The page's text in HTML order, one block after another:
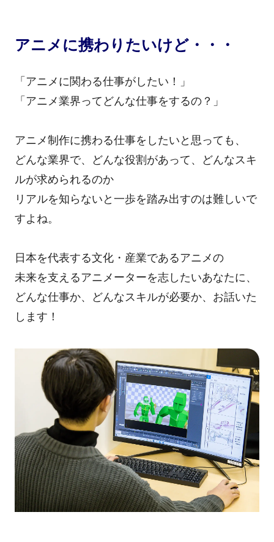
アニメに携わりたいけど・・・
「アニメに関わる仕事がしたい！」
「アニメ業界ってどんな仕事をするの？」
アニメ制作に携わる仕事をしたいと思っても、
どんな業界で、どんな役割があって、どんなスキ
ルが求められるのか
リアルを知らないと一歩を踏み出すのは難しいで
すよね。
日本を代表する文化・産業であるアニメの
未来を支えるアニメーターを志したいあなたに、
どんな仕事か、どんなスキルが必要か、お話いた
します！